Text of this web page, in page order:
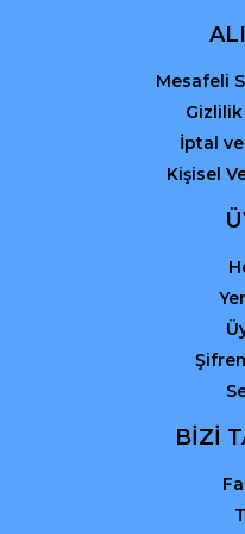
Mesafeli
İptal
Kişisel
BİZİ